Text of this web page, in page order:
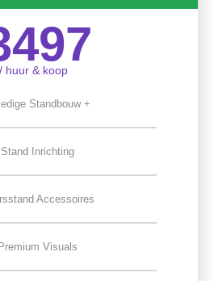
/ huur & koop
Standbouw +
Stand Inrichting
Accessoires
Visuals